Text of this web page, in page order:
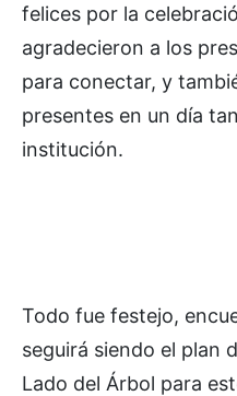
felices por la
agradecieron a los
para conectar, y
presentes en un día
institución.
Todo fue festejo,
seguirá siendo el plan
Lado del Árbol para